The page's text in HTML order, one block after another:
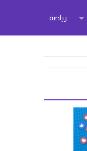
رياضة